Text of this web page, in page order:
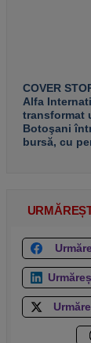
COVER
Alfa
transformat
Botoşani
bursă, cu